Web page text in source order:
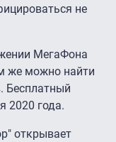
не
МегаФона
же можно найти
Бесплатный
2020 года.
открывает